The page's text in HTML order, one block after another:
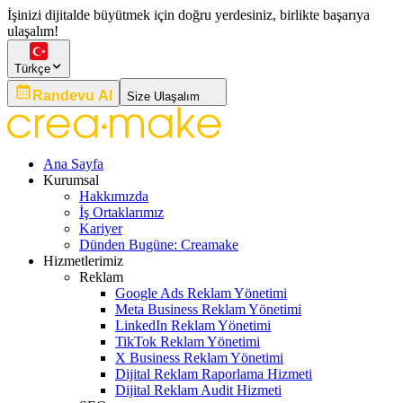
İşinizi dijitalde büyütmek için doğru yerdesiniz, birlikte başarıya
ulaşalım!
Türkçe
Randevu Al Size Ulaşalım
Ana Sayfa
Kurumsal
Hakkımızda
İş Ortaklarımız
Kariyer
Dünden Bugüne: Creamake
Hizmetlerimiz
Reklam
Google Ads Reklam Yönetimi
Meta Business Reklam Yönetimi
LinkedIn Reklam Yönetimi
TikTok Reklam Yönetimi
X Business Reklam Yönetimi
Dijital Reklam Raporlama Hizmeti
Dijital Reklam Audit Hizmeti